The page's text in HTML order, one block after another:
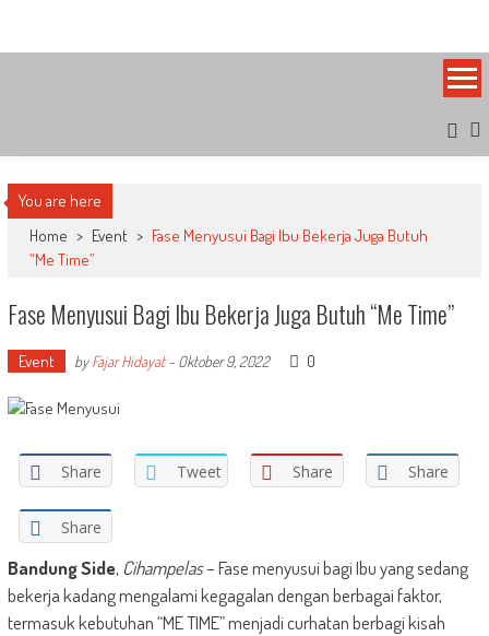
content
You are here
Home > Event > Fase Menyusui Bagi Ibu Bekerja Juga Butuh
“Me Time”
Fase Menyusui Bagi Ibu Bekerja Juga Butuh “Me Time”
Event byFajar Hidayat- Oktober 9, 2022 0
Share Tweet Share Share
Share
Bandung Side, Cihampelas– Fase menyusui bagi Ibu yang sedang
bekerja kadang mengalami kegagalan dengan berbagai faktor,
termasuk kebutuhan “ME TIME” menjadi curhatan berbagi kisah